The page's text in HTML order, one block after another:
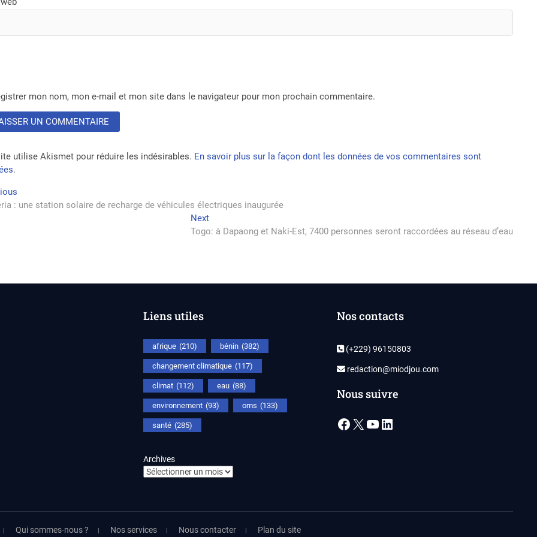
mon nom, mon e-mail et mon site dans le navigateur pour mon prochain commentaire.
utilise Akismet pour réduire les indésirables. En savoir plus sur la façon dont les données de vos commentaires sont
.
post:
: une station solaire de recharge de véhicules électriques inaugurée
NextNext
post:
Togo: à Dapaong et Naki-Est, 7400 personnes seront raccordées au réseau d’eau
Liens utiles
afrique (210) bénin (382)
changement climatique (117)
climat (112) eau (88)
environnement (93) oms (133)
santé (285)
Archives
Nos contacts
(+229) 96150803
redaction@miodjou.com
Nous suivre
Facebook
X YouTube
LinkedIn
Qui sommes-nous ? Nos services Nous contacter Plan du site